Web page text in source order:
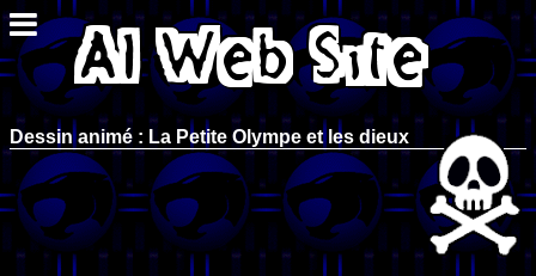
Dessin animé : La Petite Olympe et les dieux